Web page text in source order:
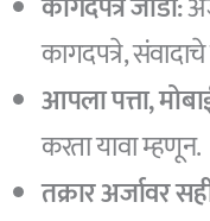
कागदपत्रे, संवादाचे
आपला पत्ता,
करता यावा म्हणून.
तक्रार अर्जावर